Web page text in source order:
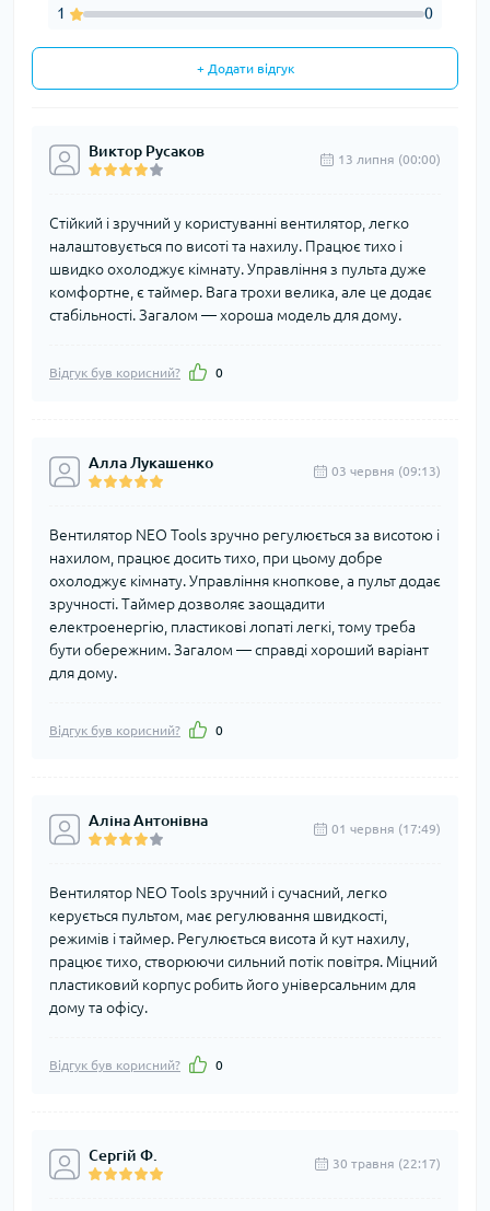
1 0
+ Додати відгук
Виктор Русаков 13 липня (00:00)
Стійкий і зручний у користуванні вентилятор, легко
налаштовується по висоті та нахилу. Працює тихо і
швидко охолоджує кімнату. Управління з пульта дуже
комфортне, є таймер. Вага трохи велика, але це додає
стабільності. Загалом — хороша модель для дому.
Відгук був корисний? 0
Алла Лукашенко 03 червня (09:13)
Вентилятор NEO Tools зручно регулюється за висотою і
нахилом, працює досить тихо, при цьому добре
охолоджує кімнату. Управління кнопкове, а пульт додає
зручності. Таймер дозволяє заощадити
електроенергію, пластикові лопаті легкі, тому треба
бути обережним. Загалом — справді хороший варіант
для дому.
Відгук був корисний? 0
Аліна Антонівна 01 червня (17:49)
Вентилятор NEO Tools зручний і сучасний, легко
керується пультом, має регулювання швидкості,
режимів і таймер. Регулюється висота й кут нахилу,
працює тихо, створюючи сильний потік повітря. Міцний
пластиковий корпус робить його універсальним для
дому та офісу.
Відгук був корисний? 0
Сергій Ф. 30 травня (22:17)